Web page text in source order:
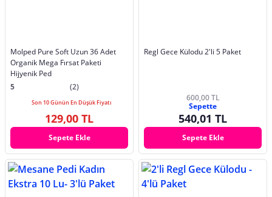
Molped Pure Soft Uzun 36 Adet
Organik Mega Fırsat Paketi
Hijyenik Ped
5
(2)
Son 10 Günün En Düşük Fiyatı
129,00 TL
Sepete Ekle
Regl Gece Külodu 2'li 5 Paket
600,00 TL
Sepette
540,01 TL
Sepete Ekle